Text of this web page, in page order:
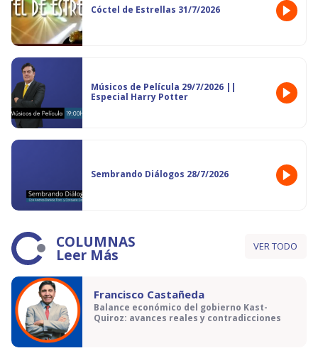
Cóctel de Estrellas 31/7/2026
Músicos de Película 29/7/2026 ||
Especial Harry Potter
Sembrando Diálogos 28/7/2026
COLUMNAS
Leer Más VER TODO
Francisco Castañeda
Balance económico del gobierno Kast-
Quiroz: avances reales y contradicciones